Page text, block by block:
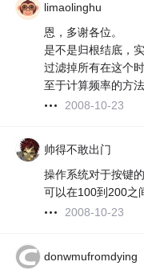
limaolinghu
恩，多谢各位。
是不是归根结底，
过滤掉所有在这个
至于计算频率的方
2008-10-23
帅得不敢出门
操作系统对于按键
可以在100到200之
2008-10-23
donwmufromdying